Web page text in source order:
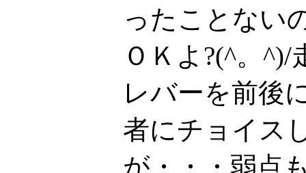
ったことない
ＯＫよ?(^。^)/
レバーを前後
者にチョイス
が・・・弱点